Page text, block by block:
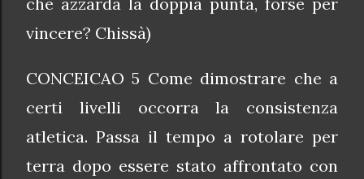
vincere? Chissà)
CONCEICAO 5 Come dimostrare che a
certi livelli occorra la consistenza
atletica. Passa il tempo a rotolare per
terra dopo essere stato affrontato con